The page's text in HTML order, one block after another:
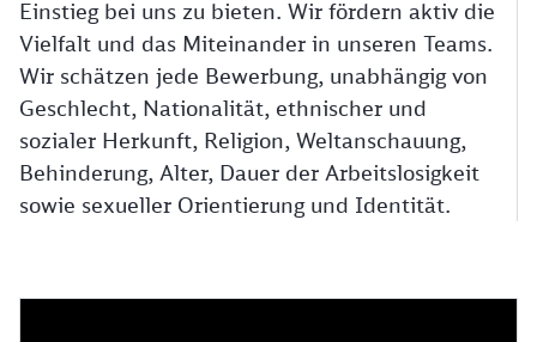
Einstieg bei uns zu bieten. Wir fördern aktiv die
Vielfalt und das Miteinander in unseren Teams.
Wir schätzen jede Bewerbung, unabhängig von
Geschlecht, Nationalität, ethnischer und
sozialer Herkunft, Religion, Weltanschauung,
Behinderung, Alter, Dauer der Arbeitslosigkeit
sowie sexueller Orientierung und Identität.